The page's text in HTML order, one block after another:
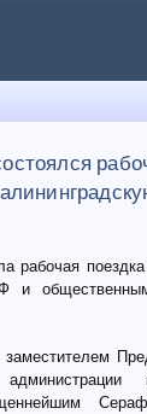
рабочая
и